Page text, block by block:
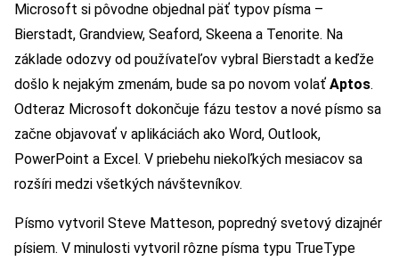
Microsoft si pôvodne objednal päť typov písma –
Bierstadt, Grandview, Seaford, Skeena a Tenorite. Na
základe odozvy od používateľov vybral Bierstadt a keďže
došlo k nejakým zmenám, bude sa po novom volať Aptos.
Odteraz Microsoft dokončuje fázu testov a nové písmo sa
začne objavovať v aplikáciách ako Word, Outlook,
PowerPoint a Excel. V priebehu niekoľkých mesiacov sa
rozšíri medzi všetkých návštevníkov.
Písmo vytvoril Steve Matteson, popredný svetový dizajnér
písiem. V minulosti vytvoril rôzne písma typu TrueType